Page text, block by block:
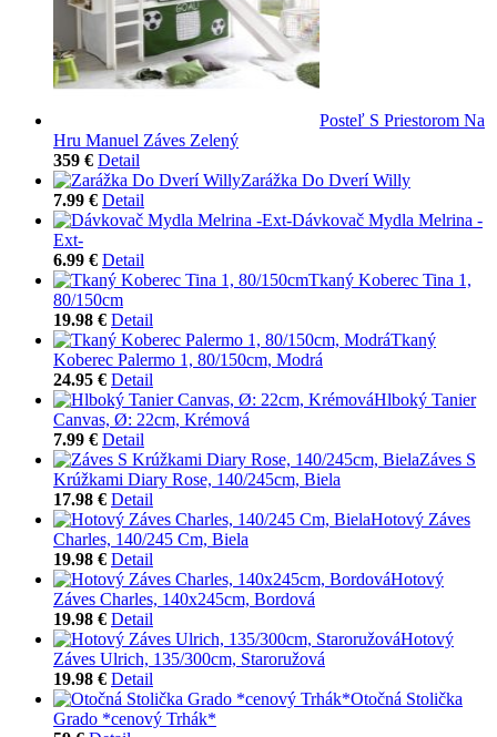
Posteľ S Priestorom Na
Hru Manuel Záves Zelený
359 € Detail
Zarážka Do Dverí Willy
7.99 € Detail
Dávkovač Mydla Melrina -
Ext-
6.99 € Detail
Tkaný Koberec Tina 1,
80/150cm
19.98 € Detail
Tkaný
Koberec Palermo 1, 80/150cm, Modrá
24.95 € Detail
Hlboký Tanier
Canvas, Ø: 22cm, Krémová
7.99 € Detail
Záves S
Krúžkami Diary Rose, 140/245cm, Biela
17.98 € Detail
Hotový Záves
Charles, 140/245 Cm, Biela
19.98 € Detail
Hotový
Záves Charles, 140x245cm, Bordová
19.98 € Detail
Hotový
Záves Ulrich, 135/300cm, Staroružová
19.98 € Detail
Otočná Stolička
Grado *cenový Trhák*